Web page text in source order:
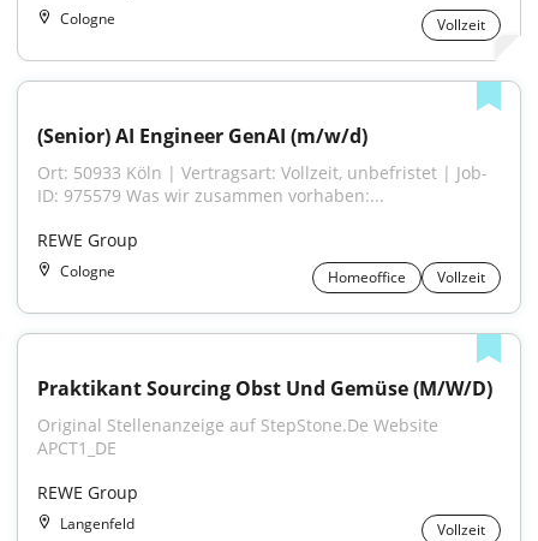
Cologne Vollzeit
(Senior) AI Engineer GenAI (m/w/d)
Ort: 50933 Köln | Vertragsart: Vollzeit, unbefristet | Job-
ID: 975579 Was wir zusammen vorhaben:...
REWE Group
Cologne Homeoffice Vollzeit
Praktikant Sourcing Obst Und Gemüse (M/W/D)
Original Stellenanzeige auf StepStone.De Website
APCT1_DE
REWE Group
Langenfeld Vollzeit